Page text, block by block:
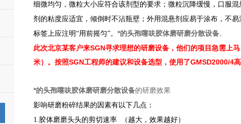
细微均匀，微粒大小应符合该剂型的要求；微粒沉降缓慢，口服
剂的粘度应适宜，倾倒时不沾瓶壁；外用混悬剂应易于涂布，不
标签上应注明“用前摇匀”。 *的头孢噻呋胶体磨研磨分散设备。
此次北京某客户来SGN寻求理想的研磨设备，他们的项目急需上
米）。按照SGN工程师的建议和设备选型，使用了GMSD2000/4
*的头孢噻呋胶体磨研磨分散设备的研磨效果
影响研磨粉碎结果的因素有以下几点：
1.胶体磨磨头头的剪切速率 （越大，效果越好）